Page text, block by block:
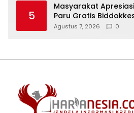
5
Masyarakat
Paru Gratis
Bakti Indonesia IV
Agustus 7, 2026 0